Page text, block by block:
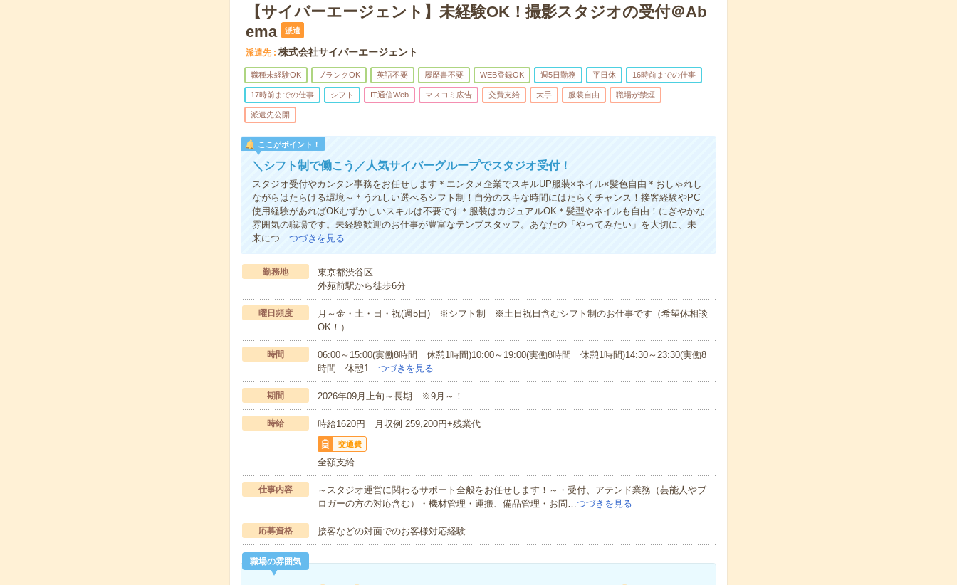
【サイバーエージェント】未経験OK！撮影スタジオの受付＠Ab
ema
派遣
派遣先 株式会社サイバーエージェント
職種未経験OK ブランクOK 英語不要 履歴書不要 WEB登録OK 週5日勤務 平日休 16時前までの仕事
17時前までの仕事 シフト IT通信Web マスコミ広告 交費支給 大手 服装自由 職場が禁煙
派遣先公開
ここがポイント！
＼シフト制で働こう／人気サイバーグループでスタジオ受付！
スタジオ受付やカンタン事務をお任せします＊エンタメ企業でスキルUP服装×ネイル×髪色自由＊おしゃれし
ながらはたらける環境～＊うれしい選べるシフト制！自分のスキな時間にはたらくチャンス！接客経験やPC
使用経験があればOKむずかしいスキルは不要です＊服装はカジュアルOK＊髪型やネイルも自由！にぎやかな
雰囲気の職場です。未経験歓迎のお仕事が豊富なテンプスタッフ。あなたの「やってみたい」を大切に、未
来につ…つづきを見る
勤務地
東京都渋谷区
外苑前駅から徒歩6分
曜日頻度
月～金・土・日・祝(週5日) ※シフト制 ※土日祝日含むシフト制のお仕事です（希望休相談
OK！）
時間
06:00～15:00(実働8時間 休憩1時間)10:00～19:00(実働8時間 休憩1時間)14:30～23:30(実働8
時間 休憩1…つづきを見る
期間 2026年09月上旬～長期 ※9月～！
時給 時給1620円 月収例 259,200円+残業代
交通費
全額支給
仕事内容
～スタジオ運営に関わるサポート全般をお任せします！～・受付、アテンド業務（芸能人やブ
ロガーの方の対応含む）・機材管理・運搬、備品管理・お問…つづきを見る
応募資格 接客などの対面でのお客様対応経験
職場の雰囲気